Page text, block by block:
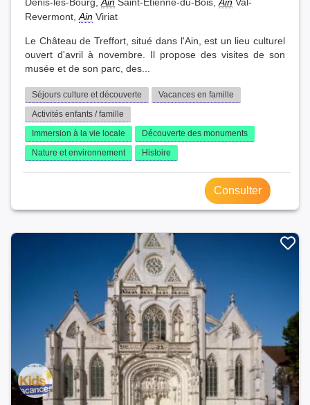
Revermont, Ain Viriat
Le Château de Treffort, situé dans l'Ain, est un lieu culturel
ouvert d'avril à novembre. Il propose des visites de son
musée et de son parc, des...
Séjours culture et découverte
Vacances en famille
Activités enfants / famille
Immersion à la vie locale
Découverte des monuments
Nature et environnement
Histoire
Consulter